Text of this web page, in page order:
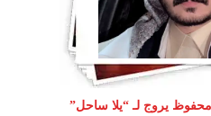
محفوظ يروج لـ “يلا ساحل”